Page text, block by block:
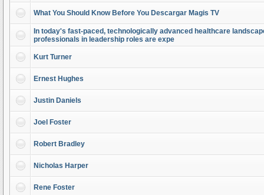
What You Should Know Before You Descargar Magis TV
In today's fast-paced, technologically advanced healthcare
professionals in leadership roles are expe
Kurt Turner
Ernest Hughes
Justin Daniels
Joel Foster
Robert Bradley
Nicholas Harper
Rene Foster